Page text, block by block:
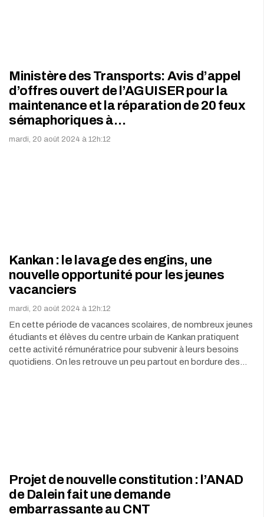
Ministère des Transports: Avis d’appel
d’offres ouvert de l’AGUISER pour la
maintenance et la réparation de 20 feux
sémaphoriques à…
mardi, 20 août 2024 à 12h:12
Kankan : le lavage des engins, une
nouvelle opportunité pour les jeunes
vacanciers
mardi, 20 août 2024 à 12h:12
En cette période de vacances scolaires, de nombreux jeunes
étudiants et élèves du centre urbain de Kankan pratiquent
cette activité rémunératrice pour subvenir à leurs besoins
quotidiens. On les retrouve un peu partout en bordure des…
Projet de nouvelle constitution : l’ANAD
de Dalein fait une demande
embarrassante au CNT